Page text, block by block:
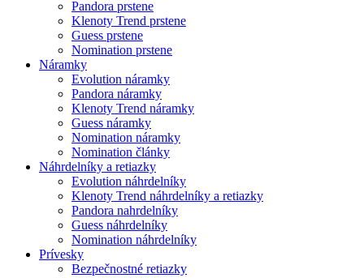
Pandora prstene
Klenoty Trend prstene
Guess prstene
Nomination prstene
Náramky
Evolution náramky
Pandora náramky
Klenoty Trend náramky
Guess náramky
Nomination náramky
Nomination články
Náhrdelníky a retiazky
Evolution náhrdelníky
Klenoty Trend náhrdelníky a retiazky
Pandora nahrdelníky
Guess náhrdelníky
Nomination náhrdelníky
Prívesky
Bezpečnostné retiazky